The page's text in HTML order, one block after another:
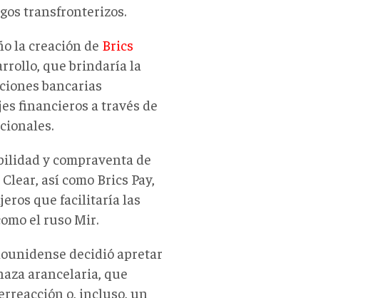
transfronterizos.
la creación de Brics
que brindaría la
bancarias
financieros a través de
y compraventa de
así como Brics Pay,
que facilitaría las
el ruso Mir.
decidió apretar
arancelaria, que
o, incluso, un